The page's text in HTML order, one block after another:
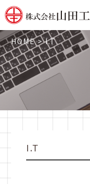
HOME>I.T
I.T